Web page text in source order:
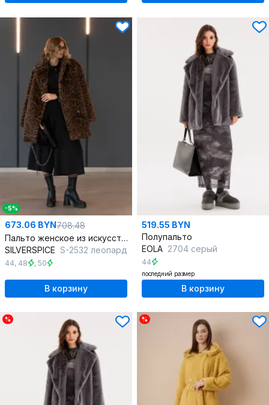
-5%
673.06 BYN708.48
Пальто женское из искусственного меха с принтом леопард
SILVERSPICE S-2532 леопард
44, 48 , 50
В корзину
519.55 BYN
Полупальто
EOLA 2704 серый
44
последний размер
В корзину
% %